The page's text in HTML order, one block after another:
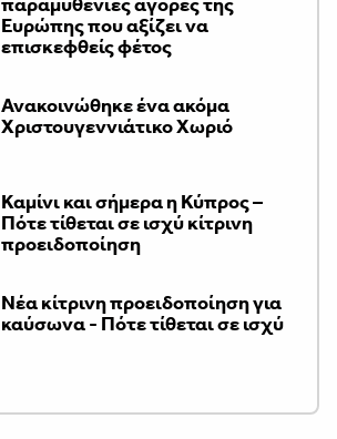
Ευρώπης που αξίζει να
επισκεφθείς φέτος
Ανακοινώθηκε ένα ακόμα
Χριστουγεννιάτικο Χωριό
Καμίνι και σήμερα η Κύπρος –
Πότε τίθεται σε ισχύ κίτρινη
προειδοποίηση
Νέα κίτρινη προειδοποίηση για
καύσωνα - Πότε τίθεται σε ισχύ